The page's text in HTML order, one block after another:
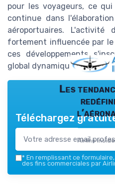
pour les voyageurs, ce
continue dans
aéroportuaires. L'activité
fortement influencée par
ces développements
global dynamique.
Les
Airline
Téléchargez
* En remplissant ce
des fins commerciales par